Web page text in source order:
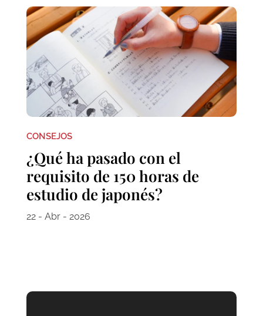
CONSEJOS
¿Qué ha pasado con el
requisito de 150 horas de
estudio de japonés?
22 - Abr - 2026